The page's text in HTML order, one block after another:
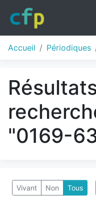
Accueil Périodiques
"0169-
Vivant Non Tous